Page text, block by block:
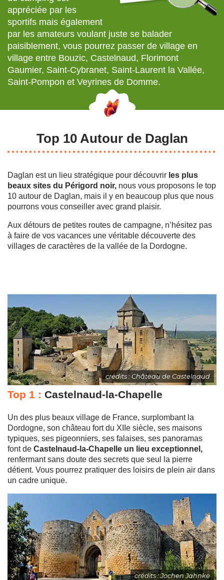
appréciée par les
sportifs mais également
par les amateurs voulant juste se balader
paisiblement, vous pourrez passer de village en
village entre Bouzic, Castelnaud, Florimont
Gaumier, Saint-Cybranet, Saint-Laurent la Vallée,
Saint-Pompon et Veyrines de Domme.
Top 10 Autour de Daglan
Daglan est un lieu stratégique pour découvrir les plus
beaux sites du Périgord noir, nous vous proposons le top
10 autour de Daglan, mais il y en beaucoup plus que nous
pourrons vous conseiller avec grand plaisir.
Aux détours de petites routes de campagne, n’hésitez pas
à faire de vos vacances une véritable découverte des
villages de caractères de la vallée de la Dordogne.
crédits : Château de Castelnaud
Top 1 : Castelnaud-la-Chapelle
Un des plus beaux village de France, surplombant la
Dordogne, son château fort du XIIe siècle, ses maisons
typiques, ses pigeonniers, ses falaises, ses panoramas
font de Castelnaud-la-Chapelle un lieu exceptionnel,
renfermant sans doute des secrets que seul la pierre
détient. Vous pourrez pratiquer des loisirs de plein air dans
un cadre unique.
crédits : Jochen Jahnke